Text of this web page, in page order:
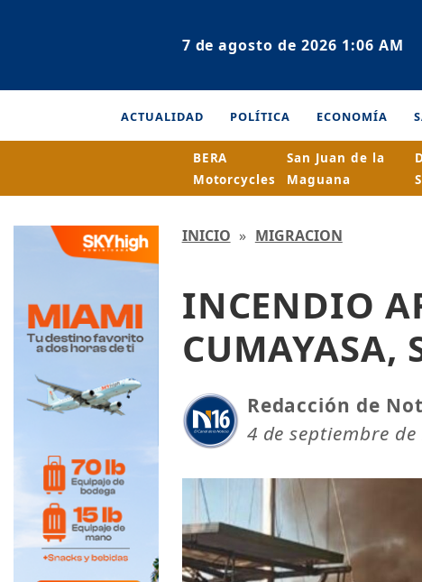
7 de agosto de 2026 1:06 AM
ACTUALIDAD POLÍTICA ECONOMÍA
BERA
Motorcycles
San Juan de la
Maguana
INICIO » MIGRACION
INCENDIO
CUMAYASA,
Redacción de
4 de septiembre